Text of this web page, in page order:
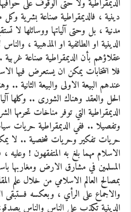
الديمقراطية ولا حتى الوقوف على
دينية ، فالديمقراطية صناعة بشرية وكل
مدنية ، بل وحتى آلياتها ووسائلها لا
الدينية او الطائفية او المذهبية ،
عقلاؤهم بأن الديمقراطية صناعة
فلا انتخابات يمكن ان يستعرض فيها
عندهم البيعة الاولى والبيعة الثانية
الحل والعقد وهناك الشورى .. وكلها
الديمقراطية التي توفر مناخات تحرمها
وتفصيلا .. ففي الديمقراطية حريات
حريات تفكير وحريات شخصية .. لا
الاسلام مهما بلغ به المتفقهون !
المسلمين في مشارق الارض ومغاربها
بمصالح العالم الاسلامي من خلال علم
والاجماع على الرأي ، وبعكسه فستبقى
الدينية تكذب على الناس والناس